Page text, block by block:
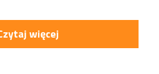
więcej